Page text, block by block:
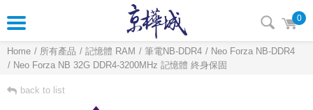
0
Home 所有產品 記憶體 RAM 筆電NB-DDR4
Neo Forza NB-DDR4
Neo Forza NB 32G DDR4-3200MHz 記憶體 終身保固
back to list